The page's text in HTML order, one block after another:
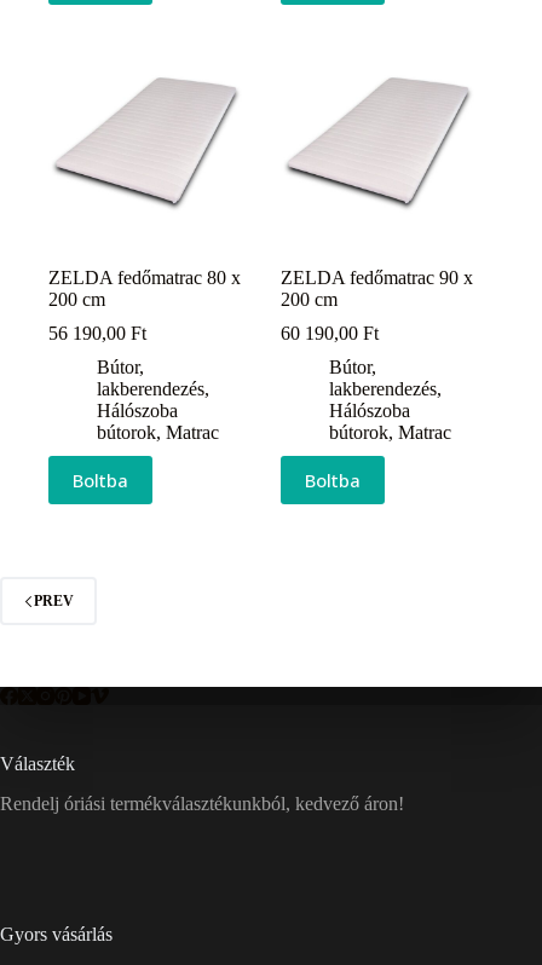
ZELDA fedőmatrac 80 x
200 cm
56 190,00 Ft
Bútor,
lakberendezés,
Hálószoba
bútorok, Matrac
Boltba
ZELDA fedőmatrac 90 x
200 cm
60 190,00Ft
Bútor,
lakberendezés,
Hálószoba
bútorok,Matrac
Boltba
PREV
Választék
Rendelj óriási termékválasztékunkból, kedvező áron!
Gyors vásárlás